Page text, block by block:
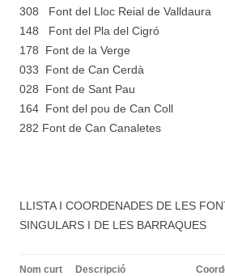
308 Font del Lloc Reial de Valldaura
148 Font del Pla del Cigró
178 Font de la Verge
033 Font de Can Cerdà
028 Font de Sant Pau
164 Font del pou de Can Coll
282 Font de Can Canaletes
LLISTA I COORDENADES DE LES
SINGULARS I DE LES BARRAQUES
Nom curt Descripció